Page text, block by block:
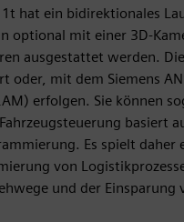
1t hat ein bidirektionales
optional mit einer 3D-
ausgestattet werden.
oder, mit dem Siemens
erfolgen. Sie können
basiert
Es spielt daher
von
und der Einsparung